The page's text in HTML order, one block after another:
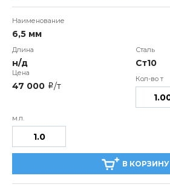
6,5 мм
н/д Ст10
47 000 i/т
В КОРЗИНУ